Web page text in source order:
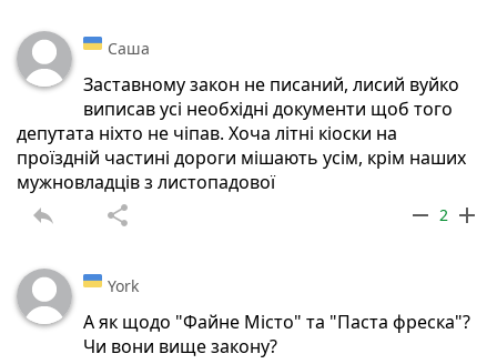
довгостроковий термін за умов дотримання
їх у належному та бездоганному стані!!! А це
якось просто не справедливо виходить, всі
майданчики постійно демонтовують, а
майданчик сім'ї ресторанів "Файного міста"
завжди залишається!?!?!
Саша
Заставному закон не писаний, лисий вуйко
виписав усі необхідні документи щоб того
депутата ніхто не чіпав. Хоча літні кіоски на
проїздній частині дороги мішають усім, крім наших
мужновладців з листопадової
reply share remove 2 add
York
А як щодо "Файне Місто" та "Паста фреска"?
Чи вони вище закону?